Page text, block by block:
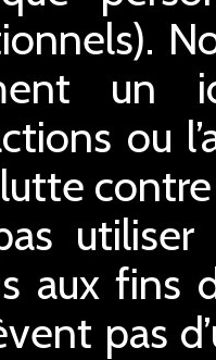
un
ou
aux fins
pas